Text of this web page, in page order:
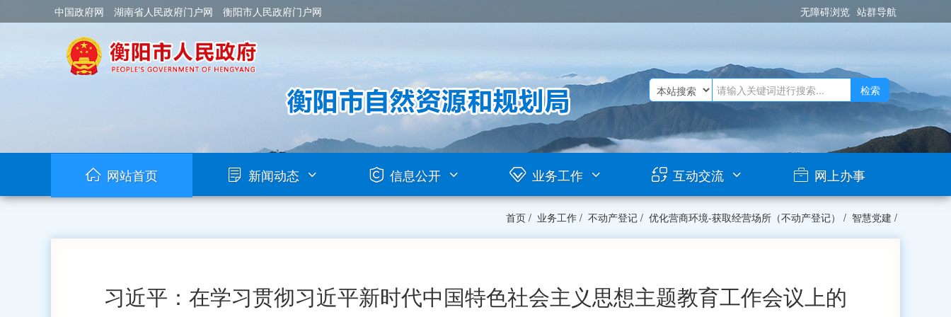
中国政府网 湖南省人民政府门户网 衡阳市人民政府门户网 无障碍浏览 站群导航
网站首页 新闻动态 信息公开 业务工作 互动交流 网上办事
检索
首页 / 业务工作 / 不动产登记 / 优化营商环境-获取经营场所（不动产登记） / 智慧党建 /
习近平：在学习贯彻习近平新时代中国特色社会主义思想主题教育工作会议上的